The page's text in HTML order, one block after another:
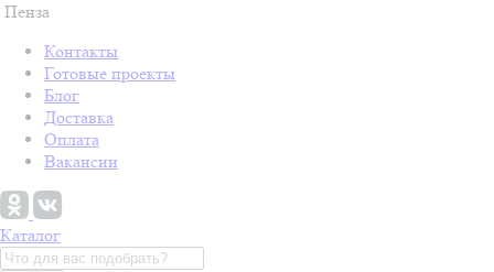
Пенза
Контакты
Готовые проекты
Блог
Доставка
Оплата
Вакансии
Каталог